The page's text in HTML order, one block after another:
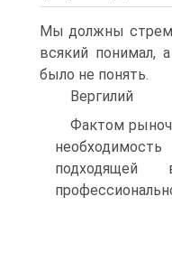
Мы должны
всякий понимал,
было не понять.
Вергилий
Фактом
необходимость